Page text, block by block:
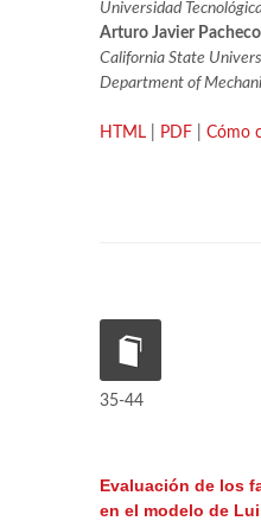
Universidad
Arturo Javier Pacheco
California State
Department of
HTML PDF Cómo
35-44
Evaluación de los
en el modelo de